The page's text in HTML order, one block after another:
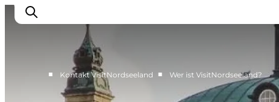
■ Kontakt VisitNordseeland ■ Wer ist VisitNordseeland?